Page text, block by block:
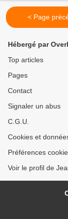
< Page
Hébergé par
Top articles
Pages
Contact
Signaler un abus
C.G.U.
Cookies et
Préférences
Voir le profil de